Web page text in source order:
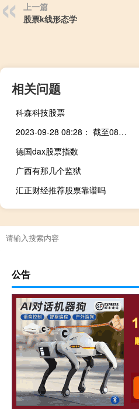
上一篇
股票k线形态学
相关问题
科森科技股票
2023-09-28 08:28： 截至08时22分，G35济广高速鹰瑞南段K1426+069公里处（瑞金北收费站出口匝道、往广州方向）货车侧翻事故点匝道单向封闭正在进行吊车作业， 请过往车辆提前选择好绕行路线。​​​
德国dax股票指数
广西有那几个监狱
汇正财经推荐股票靠谱吗
公告